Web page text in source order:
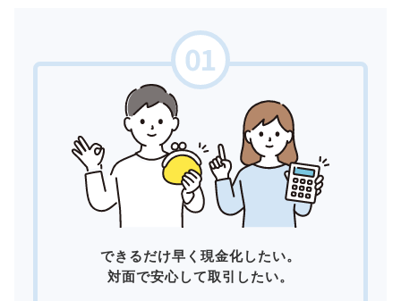
できるだけ早く現金化したい。
対面で安心して取引したい。